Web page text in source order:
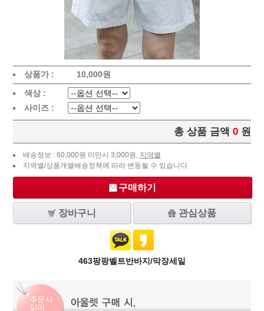
상품가 : 10,000원
색상 :
사이즈 :
총 상품 금액 0 원
배송정보 : 60,000원 미만시 3,000원, 지역별
지역별/상품개별배송정책에 따라 변동될 수 있습니다
구매하기
장바구니 관심상품
463팡팡벨트반바지/막장세일